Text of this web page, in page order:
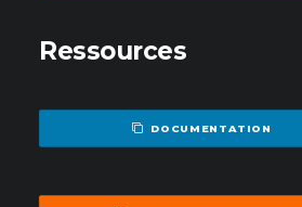
Ressources
DOCUMENTATION